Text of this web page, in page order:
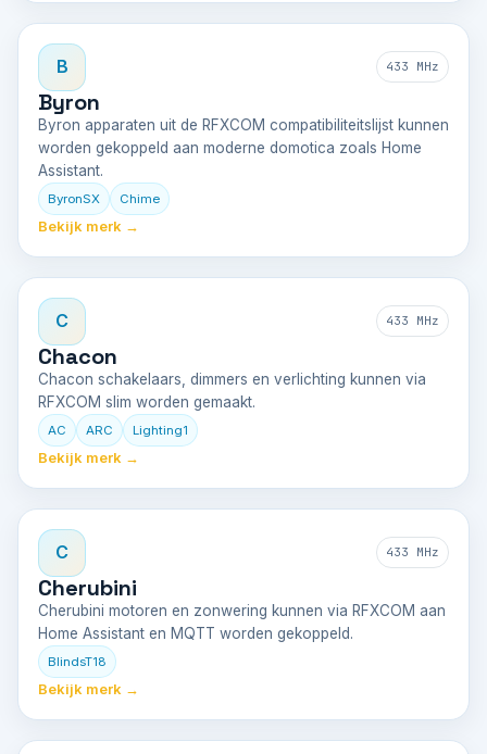
B 433 MHz
Byron
Byron apparaten uit de RFXCOM compatibiliteitslijst kunnen
worden gekoppeld aan moderne domotica zoals Home
Assistant.
ByronSX Chime
Bekijk merk →
C 433 MHz
Chacon
Chacon schakelaars, dimmers en verlichting kunnen via
RFXCOM slim worden gemaakt.
AC ARC Lighting1
Bekijk merk →
C 433 MHz
Cherubini
Cherubini motoren en zonwering kunnen via RFXCOM aan
Home Assistant en MQTT worden gekoppeld.
BlindsT18
Bekijk merk →